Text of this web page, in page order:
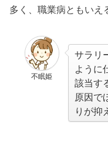
多く、職業病ともいえ
不眠姫
サラリ
ように
該当す
原因で
りが抑